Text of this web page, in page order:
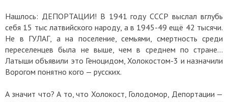
Нашлось: ДЕПОРТАЦИИ! В 1941 году СССР выслал вглубь
себя 15 тыс латвийского народу, а в 1945-49 ещё 42 тысячи.
Не в ГУЛАГ, а на поселение, семьями, смертность среди
переселенцев была не выше, чем в среднем по стране...
Латыши объявили это Геноцидом, Холокостом-3 и назначили
Ворогом понятно кого — русских.
А значит что? А то, что Холокост, Голодомор, Депортации —